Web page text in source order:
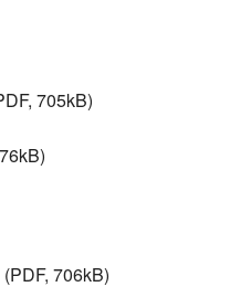
705kB)
(PDF, 706kB)